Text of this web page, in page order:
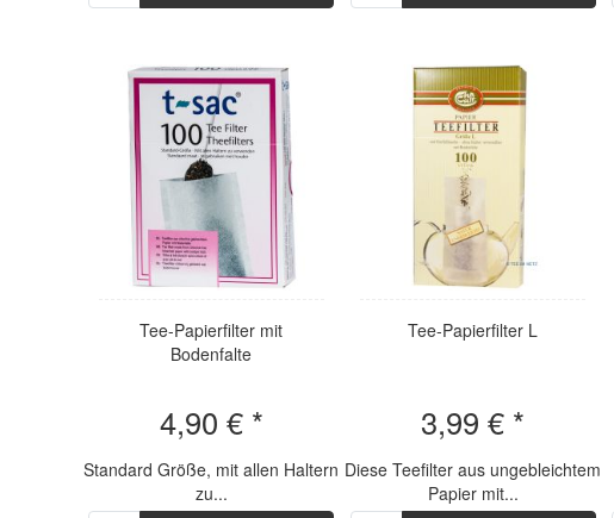
Tee-Papierfilter mit
Bodenfalte
4,90 € *
Standard Größe, mit allen Haltern
zu...
Tee-Papierfilter L
3,99 € *
Diese Teefilter aus ungebleichtem
Papier mit...